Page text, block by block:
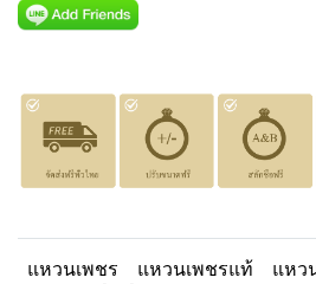
แหวนเพชร แหวนเพชรแท้ แหว